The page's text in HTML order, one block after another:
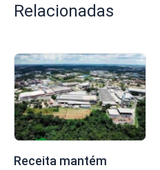
Relacionadas
Receita mantém